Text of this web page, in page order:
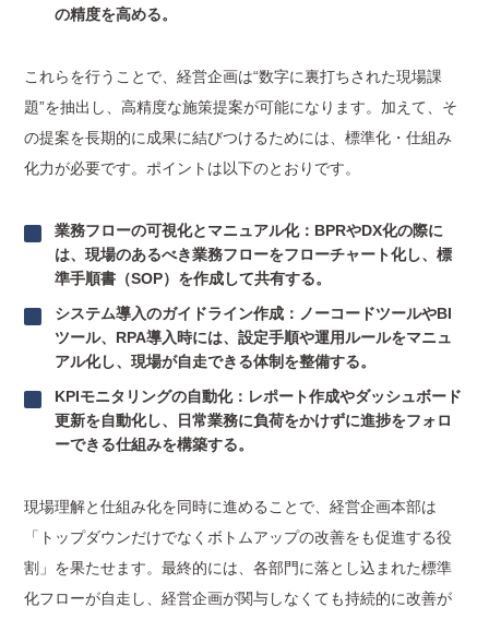
の精度を高める。
これらを行うことで、経営企画は“数字に裏打ちされた現場課
題”を抽出し、高精度な施策提案が可能になります。加えて、そ
の提案を長期的に成果に結びつけるためには、標準化・仕組み
化力が必要です。ポイントは以下のとおりです。
業務フローの可視化とマニュアル化：BPRやDX化の際に
は、現場のあるべき業務フローをフローチャート化し、標
準手順書（SOP）を作成して共有する。
システム導入のガイドライン作成：ノーコードツールやBI
ツール、RPA導入時には、設定手順や運用ルールをマニュ
アル化し、現場が自走できる体制を整備する。
KPIモニタリングの自動化：レポート作成やダッシュボード
更新を自動化し、日常業務に負荷をかけずに進捗をフォロ
ーできる仕組みを構築する。
現場理解と仕組み化を同時に進めることで、経営企画本部は
「トップダウンだけでなくボトムアップの改善をも促進する役
割」を果たせます。最終的には、各部門に落とし込まれた標準
化フローが自走し、経営企画が関与しなくても持続的に改善が